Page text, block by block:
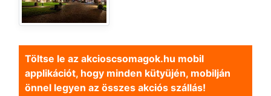
Töltse le az akcioscsomagok.hu mobil
applikációt, hogy minden kütyüjén, mobilján
önnel legyen az összes akciós szállás!